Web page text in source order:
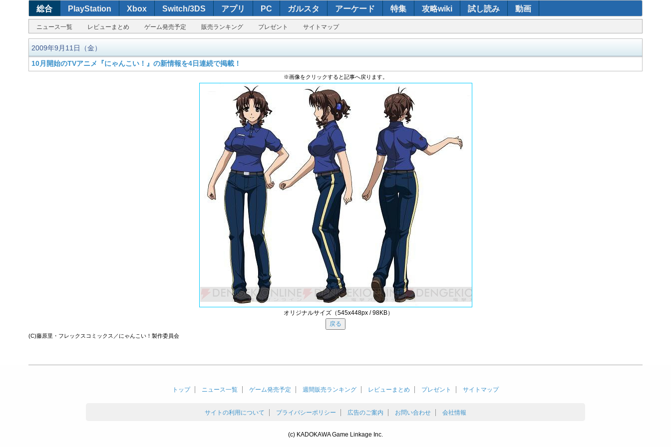
総合 PlayStation Xbox Switch/3DS アプリ PC ガルスタ アーケード 特集 攻略wiki 試し読み 動画
ニュース一覧 レビューまとめ ゲーム発売予定 販売ランキング プレゼント サイトマップ
2009年9月11日（金）
10月開始のTVアニメ『にゃんこい！』の新情報を4日連続で掲載！
※画像をクリックすると記事へ戻ります。
オリジナルサイズ（545x448px / 98KB）
(C)藤原里・フレックスコミックス／にゃんこい！製作委員会
トップ ニュース一覧 ゲーム発売予定 週間販売ランキング レビューまとめ プレゼント サイトマップ
サイトの利用について プライバシーポリシー 広告のご案内 お問い合わせ 会社情報
(c) KADOKAWA Game Linkage Inc.